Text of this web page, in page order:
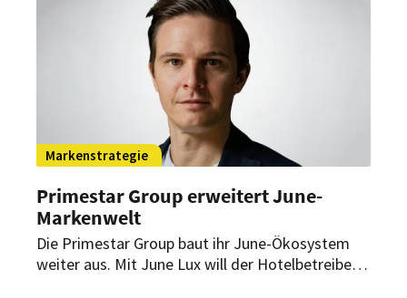
Markenstrategie
Primestar Group erweitert June-
Markenwelt
Die Primestar Group baut ihr June-Ökosystem
weiter aus. Mit June Lux will der Hotelbetreiber